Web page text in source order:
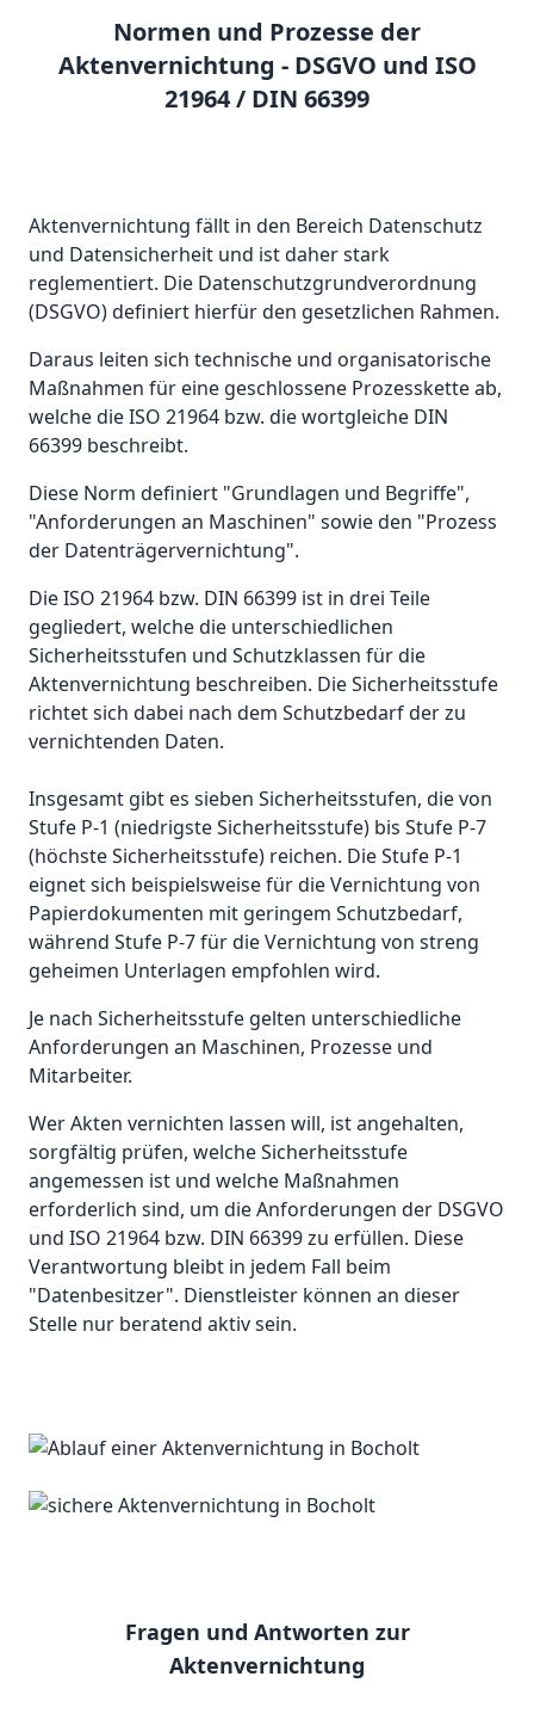
Normen und Prozesse der
Aktenvernichtung - DSGVO und ISO
21964 / DIN 66399
Aktenvernichtung fällt in den Bereich Datenschutz
und Datensicherheit und ist daher stark
reglementiert. Die Datenschutzgrundverordnung
(DSGVO) definiert hierfür den gesetzlichen Rahmen.
Daraus leiten sich technische und organisatorische
Maßnahmen für eine geschlossene Prozesskette ab,
welche die ISO 21964 bzw. die wortgleiche DIN
66399 beschreibt.
Diese Norm definiert "Grundlagen und Begriffe",
"Anforderungen an Maschinen" sowie den "Prozess
der Datenträgervernichtung".
Die ISO 21964 bzw. DIN 66399 ist in drei Teile
gegliedert, welche die unterschiedlichen
Sicherheitsstufen und Schutzklassen für die
Aktenvernichtung beschreiben. Die Sicherheitsstufe
richtet sich dabei nach dem Schutzbedarf der zu
vernichtenden Daten.
Insgesamt gibt es sieben Sicherheitsstufen, die von
Stufe P-1 (niedrigste Sicherheitsstufe) bis Stufe P-7
(höchste Sicherheitsstufe) reichen. Die Stufe P-1
eignet sich beispielsweise für die Vernichtung von
Papierdokumenten mit geringem Schutzbedarf,
während Stufe P-7 für die Vernichtung von streng
geheimen Unterlagen empfohlen wird.
Je nach Sicherheitsstufe gelten unterschiedliche
Anforderungen an Maschinen, Prozesse und
Mitarbeiter.
Wer Akten vernichten lassen will, ist angehalten,
sorgfältig prüfen, welche Sicherheitsstufe
angemessen ist und welche Maßnahmen
erforderlich sind, um die Anforderungen der DSGVO
und ISO 21964 bzw. DIN 66399 zu erfüllen. Diese
Verantwortung bleibt in jedem Fall beim
"Datenbesitzer". Dienstleister können an dieser
Stelle nur beratend aktiv sein.
Fragen und Antworten zur
Aktenvernichtung